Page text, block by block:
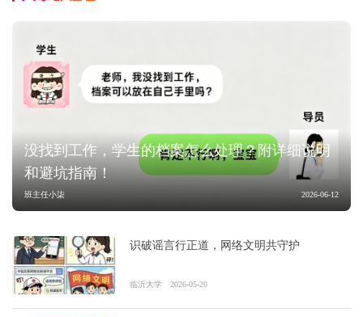
没找到工作，学生的档案怎么处理？附详细说明
和避坑指南！
班主任小柒 2026-06-12
识破谣言行正道，网络文明共守护
临沂大学 2026-05-20